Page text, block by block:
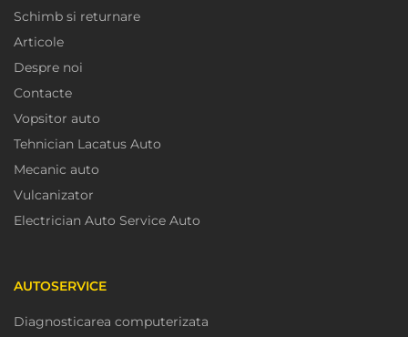
Schimb si returnare
Articole
Despre noi
Contacte
Vopsitor auto
Tehnician Lacatus Auto
Mecanic auto
Vulcanizator
Electrician Auto Service Auto
AUTOSERVICE
Diagnosticarea computerizata